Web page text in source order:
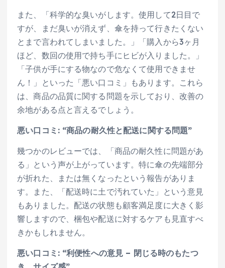
また、「科学的な臭いがします。使用して2日目で
すが、まだ臭いが消えず、傘を持って行きたくない
とまで言われてしまいました。」「購入から3ヶ月
ほど、数回の使用で持ち手にヒビが入りました。」
「子供が手にする物なので危なくて使用できませ
ん！」といった「悪い口コミ」もあります。これら
は、商品の品質に関する問題を示しており、改善の
余地がある点と言えるでしょう。
悪い口コミ: “商品の耐久性と配送に関する問題”
幾つかのレビューでは、「商品の耐久性に問題があ
る」という声が上がっています。特に傘の先端部分
が折れた、または無くなったという報告がありま
す。また、「配送時に土で汚れていた」という意見
もありました。配送の状態も顧客満足度に大きく影
響しますので、梱包や配送に対するケアも見直すべ
きかもしれません。
悪い口コミ: “利便性への意見 – 閉じる時のもたつ